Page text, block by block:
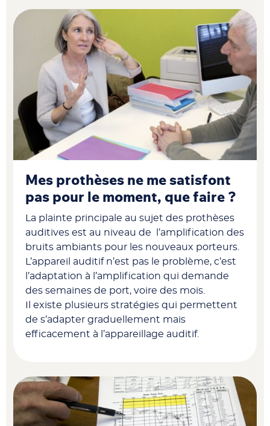
Mes prothèses ne me satisfont
pas pour le moment, que faire ?
La plainte principale au sujet des prothèses
auditives est au niveau de l’amplification des
bruits ambiants pour les nouveaux porteurs.
L’appareil auditif n’est pas le problème, c’est
l’adaptation à l’amplification qui demande
des semaines de port, voire des mois.
Il existe plusieurs stratégies qui permettent
de s’adapter graduellement mais
efficacement à l’appareillage auditif.